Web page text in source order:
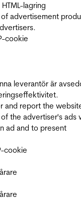
lagring
advertisement
cookie
leverantör är
and report the
the advertiser's ads
ad and to present
cookie